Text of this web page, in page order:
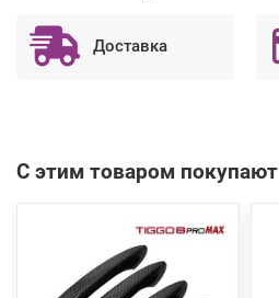
Доставка
С этим товаром покупают